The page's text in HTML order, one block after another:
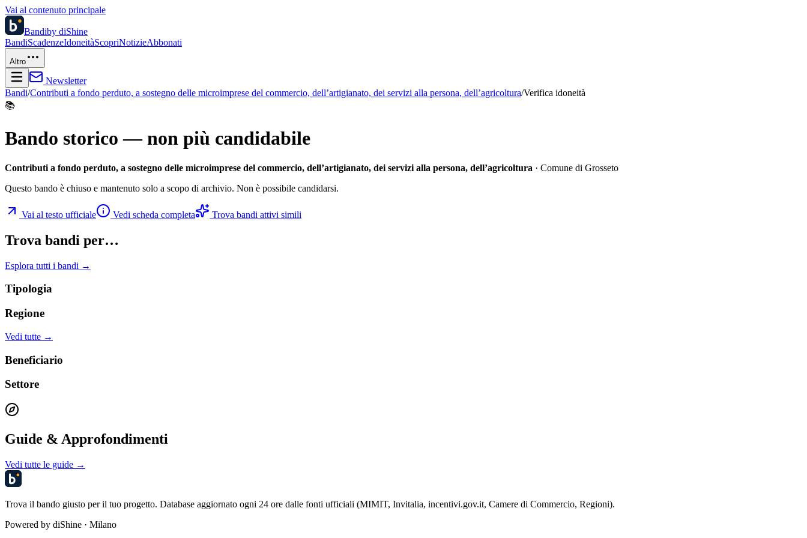
Vai al contenuto principale
Bandiby diShine
BandiScadenzeIdoneitàScopriNotizieAbbonati
Altro
Newsletter
Bandi/Contributi a fondo perduto, a sostegno delle microimprese del commercio, dell’artigianato, dei servizi alla persona, dell’agricoltura/Verifica idoneità
📚
Bando storico — non più candidabile
Contributi a fondo perduto, a sostegno delle microimprese del commercio, dell’artigianato, dei servizi alla persona, dell’agricoltura · Comune di Grosseto
Questo bando è chiuso e mantenuto solo a scopo di archivio. Non è possibile candidarsi.
Vai al testo ufficiale Vedi scheda completa Trova bandi attivi simili
Trova bandi per…
Esplora tutti i bandi →
Tipologia
Regione
Vedi tutte →
Beneficiario
Settore
Guide & Approfondimenti
Vedi tutte le guide →
Trova il bando giusto per il tuo progetto. Database aggiornato ogni 24 ore dalle fonti ufficiali (MIMIT, Invitalia, incentivi.gov.it, Camere di Commercio, Regioni).
Powered by diShine · Milano